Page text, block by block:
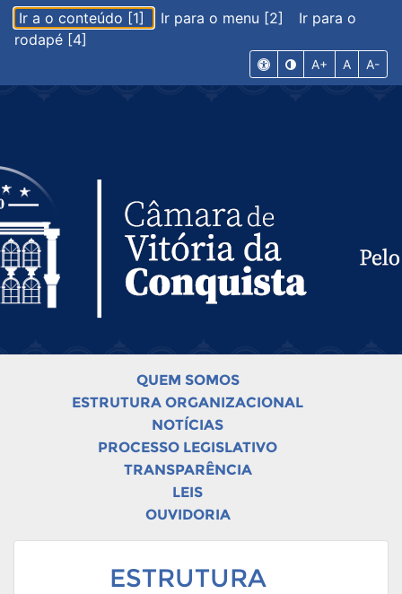
Ir a o conteúdo [1] Ir para o menu [2]
Ir para o
rodapé [4]
A+ A A-
QUEM SOMOS
ESTRUTURA ORGANIZACIONAL
NOTÍCIAS
PROCESSO LEGISLATIVO
TRANSPARÊNCIA
LEIS
OUVIDORIA
ESTRUTURA